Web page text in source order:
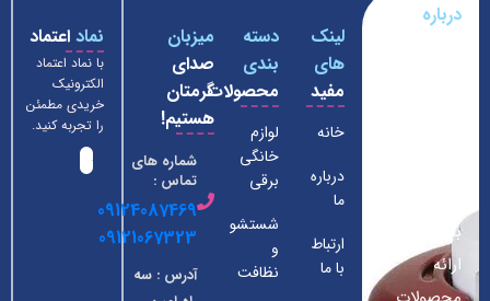
درباره
با هدف
ارائه
لینک
های
مفید
خانه
درباره
ما
ارتباط
با ما
دسته
بندی
محصولات
لوازم
خانگی
برقی
شستشو
و
نظافت
میزبان
صدای
گرمتان
هستیم!
شماره های
تماس :
09124087469
09121067323
آدرس : سه
نماد اعتماد
با نماد اعتماد
الکترونیک
خریدی مطمئن
را تجربه کنید.